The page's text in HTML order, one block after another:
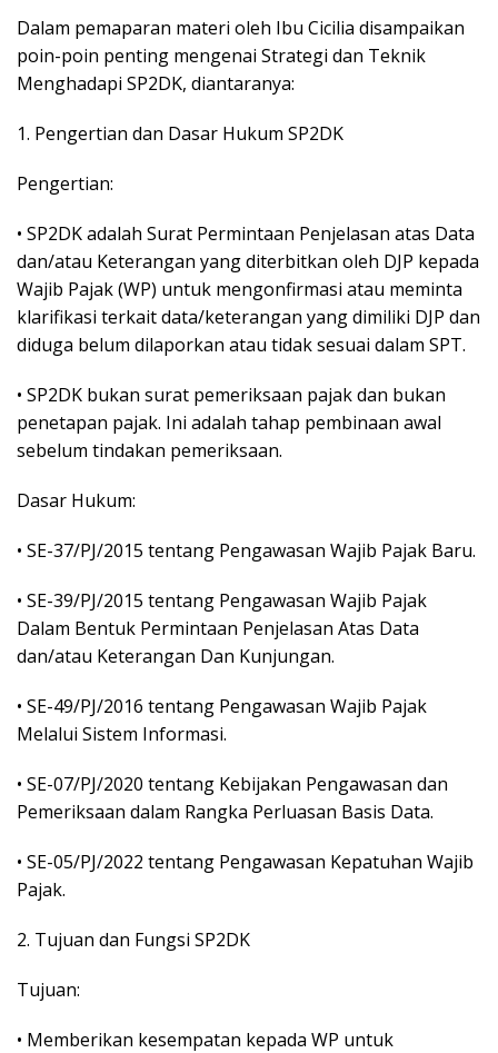
Dalam pemaparan materi oleh Ibu Cicilia disampaikan
poin-poin penting mengenai Strategi dan Teknik
Menghadapi SP2DK, diantaranya:
1. Pengertian dan Dasar Hukum SP2DK
Pengertian:
• SP2DK adalah Surat Permintaan Penjelasan atas Data
dan/atau Keterangan yang diterbitkan oleh DJP kepada
Wajib Pajak (WP) untuk mengonfirmasi atau meminta
klarifikasi terkait data/keterangan yang dimiliki DJP dan
diduga belum dilaporkan atau tidak sesuai dalam SPT.
• SP2DK bukan surat pemeriksaan pajak dan bukan
penetapan pajak. Ini adalah tahap pembinaan awal
sebelum tindakan pemeriksaan.
Dasar Hukum:
• SE-37/PJ/2015 tentang Pengawasan Wajib Pajak Baru.
• SE-39/PJ/2015 tentang Pengawasan Wajib Pajak
Dalam Bentuk Permintaan Penjelasan Atas Data
dan/atau Keterangan Dan Kunjungan.
• SE-49/PJ/2016 tentang Pengawasan Wajib Pajak
Melalui Sistem Informasi.
• SE-07/PJ/2020 tentang Kebijakan Pengawasan dan
Pemeriksaan dalam Rangka Perluasan Basis Data.
• SE-05/PJ/2022 tentang Pengawasan Kepatuhan Wajib
Pajak.
2. Tujuan dan Fungsi SP2DK
Tujuan:
• Memberikan kesempatan kepada WP untuk